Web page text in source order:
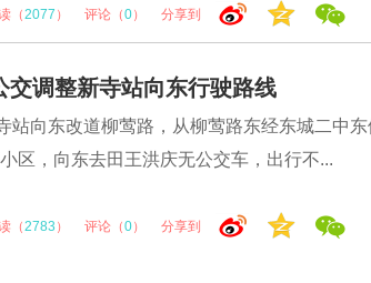
（2077 ） 评论（0） 分享到
交调整新寺站向东行驶路线
站向东改道柳莺路，从柳莺路东经东城二中
区，向东去田王洪庆无公交车，出行不...
（2783 ） 评论（0） 分享到